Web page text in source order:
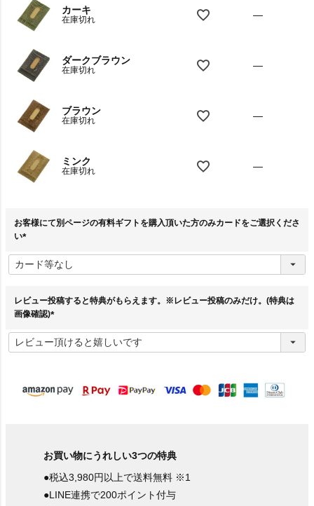
カーキ
在庫切れ —
ダークブラウン
在庫切れ —
ブラウン
在庫切れ —
ミンク
在庫切れ —
お客様にて別ページの有料ギフトを購入頂いた方のみカードをご選択くださ
い
必
須
レビュー投稿すると特典がもらえます。※レビュー投稿のみだけ。(特典は
画像確認)
必
須
お買い物にうれしい3つの特典
●税込3,980円以上で送料無料 ※1
●LINE連携で200ポイント付与